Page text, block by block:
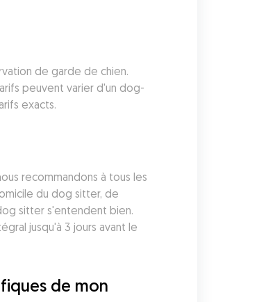
de garde de chien.
peuvent varier d'un dog-
exacts.
recommandons à tous les
du dog sitter, de
sitter s'entendent bien.
jusqu'à 3 jours avant le
de mon